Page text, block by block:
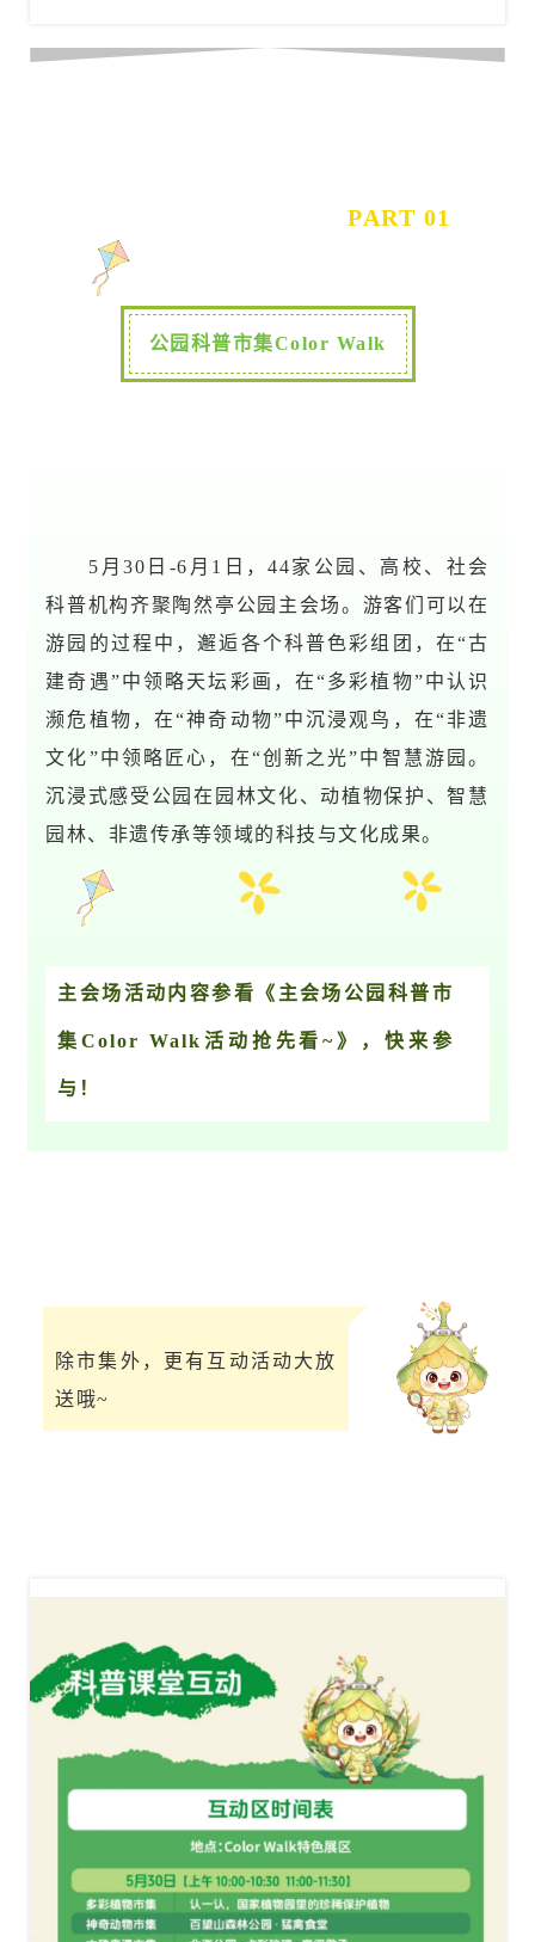
PART 01
公园科普市集Color Walk
5月30日-6月1日，44家公园、高校、社会
科普机构齐聚陶然亭公园主会场。游客们可以在
游园的过程中，邂逅各个科普色彩组团，在“古
建奇遇”中领略天坛彩画，在“多彩植物”中认识
濒危植物，在“神奇动物”中沉浸观鸟，在“非遗
文化”中领略匠心，在“创新之光”中智慧游园。
沉浸式感受公园在园林文化、动植物保护、智慧
园林、非遗传承等领域的科技与文化成果。
主会场活动内容参看《 主会场公园科普市
集Color Walk活动抢先看~ 》，快来参
与！
除市集外，更有互动活动大放
送哦~